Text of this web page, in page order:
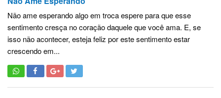
Não ame esperando algo em troca espere para que esse
sentimento cresça no coração daquele que você ama. E, se
isso não acontecer, esteja feliz por este sentimento estar
crescendo em...